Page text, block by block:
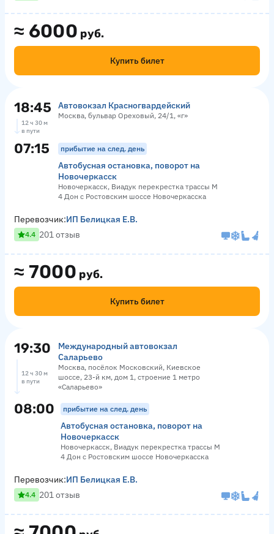
≈ 6000 руб.
Купить билет
18:45 Автовокзал Красногвардейский
Москва, бульвар Ореховый, 24/1, «г»
12 ч 30 м
в пути
07:15 прибытие на след. день
Автобусная остановка, поворот на
Новочеркасск
Новочеркасск, Виадук перекрестка трассы М
4 Дон с Ростовским шоссе Новочеркасска
≈ 7000 руб.
Купить билет
Перевозчик:ИП Белицкая Е.В.
4.4 201 отзыв
19:30
Международный автовокзал
Саларьево
Москва, посёлок Московский, Киевское
шоссе, 23-й км, дом 1, строение 1 метро
«Саларьево»
12 ч 30 м
в пути
08:00 прибытие на след. день
Автобусная остановка, поворот на
Новочеркасск
Новочеркасск, Виадук перекрестка трассы М
4 Дон с Ростовским шоссе Новочеркасска
Перевозчик:ИП Белицкая Е.В.
4.4 201 отзыв